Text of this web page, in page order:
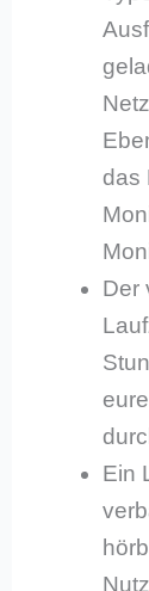
das
Der
Ein